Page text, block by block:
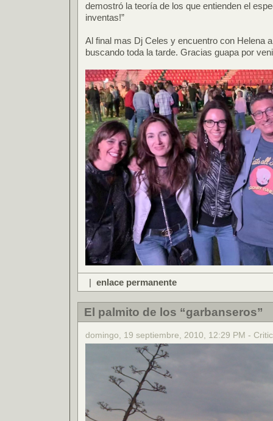
demostró la teoría de los que entienden el
inventas!”
Al final mas Dj Celes y encuentro con Helena
buscando toda la tarde. Gracias guapa por
| enlace permanente
El palmito de los “garbanseros”
domingo, 19 septiembre, 2010, 12:29 PM -